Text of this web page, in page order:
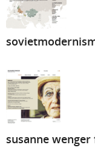
susanne